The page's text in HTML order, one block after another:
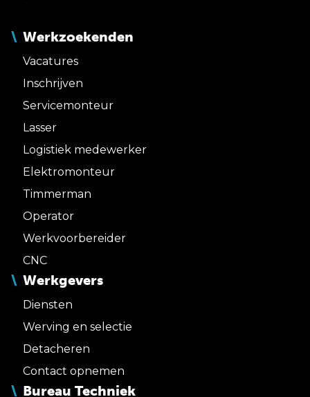
Werkzoekenden
Vacatures
Inschrijven
Servicemonteur
Lasser
Logistiek medewerker
Elektromonteur
Timmerman
Operator
Werkvoorbereider
CNC
Werkgevers
Diensten
Werving en selectie
Detacheren
Contact opnemen
Bureau Techniek